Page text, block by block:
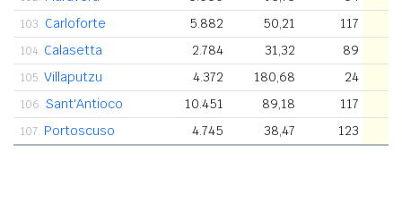
103. Carloforte 5.882 50,21 117
104. Calasetta 2.784 31,32 89
105. Villaputzu 4.372 180,68 24
106. Sant'Antioco 10.451 89,18 117
107. Portoscuso 4.745 38,47 123